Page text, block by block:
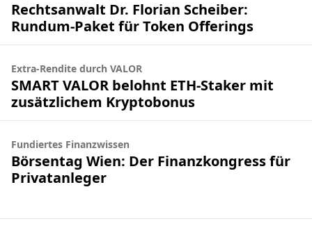
Rechtsanwalt Dr. Florian Scheiber:
Rundum-Paket für Token Offerings
Extra-Rendite durch VALOR
SMART VALOR belohnt ETH-Staker mit
zusätzlichem Kryptobonus
Fundiertes Finanzwissen
Börsentag Wien: Der Finanzkongress für
Privatanleger